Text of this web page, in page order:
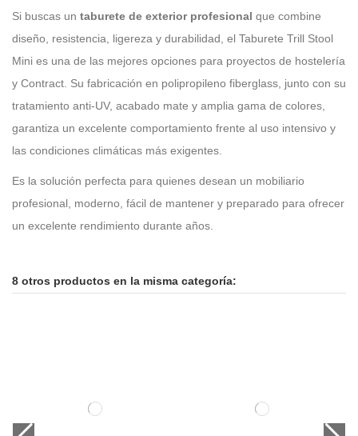
Si buscas un taburete de exterior profesional que combine
diseño, resistencia, ligereza y durabilidad, el Taburete Trill Stool
Mini es una de las mejores opciones para proyectos de hostelería
y Contract. Su fabricación en polipropileno fiberglass, junto con su
tratamiento anti-UV, acabado mate y amplia gama de colores,
garantiza un excelente comportamiento frente al uso intensivo y
las condiciones climáticas más exigentes.
Es la solución perfecta para quienes desean un mobiliario
profesional, moderno, fácil de mantener y preparado para ofrecer
un excelente rendimiento durante años.
8 otros productos en la misma categoría: